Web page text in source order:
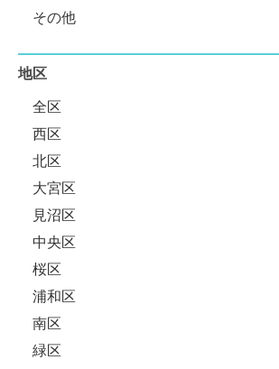
その他
地区
全区
西区
北区
大宮区
見沼区
中央区
桜区
浦和区
南区
緑区